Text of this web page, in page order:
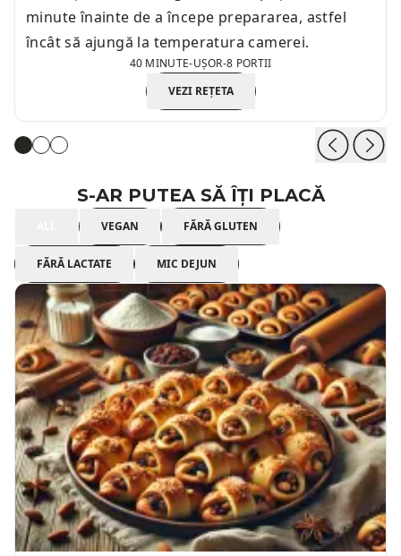
minute înainte de a începe prepararea, astfel
încât să ajungă la temperatura camerei.
40 MINUTE-UȘOR-8 PORTII
VEZI REȚETA
S-AR PUTEA SĂ ÎȚI PLACĂ
VEGAN FĂRĂ GLUTEN
FĂRĂ LACTATE MIC DEJUN